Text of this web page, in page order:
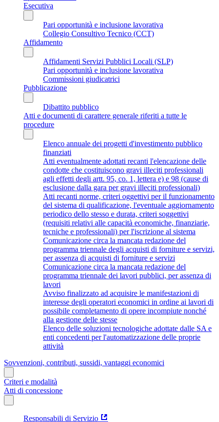
Esecutiva
Pari opportunità e inclusione lavorativa
Collegio Consultivo Tecnico (CCT)
Affidamento
Affidamenti Servizi Pubblici Locali (SLP)
Pari opportunità e inclusione lavorativa
Commissioni giudicatrici
Pubblicazione
Dibattito pubblico
Atti e documenti di carattere generale riferiti a tutte le
procedure
Elenco annuale dei progetti d'investimento pubblico
finanziati
Atti eventualmente adottati recanti l'elencazione delle
condotte che costituiscono gravi illeciti professionali
agli effetti degli artt. 95, co. 1, lettera e) e 98 (cause di
esclusione dalla gara per gravi illeciti professionali)
Atti recanti norme, criteri oggettivi per il funzionamento
del sistema di qualificazione, l'eventuale aggiornamento
periodico dello stesso e durata, criteri soggettivi
(requisiti relativi alle capacità economiche, finanziarie,
tecniche e professionali) per l'iscrizione al sistema
Comunicazione circa la mancata redazione del
programma triennale degli acquisti di forniture e servizi,
per assenza di acquisti di forniture e servizi
Comunicazione circa la mancata redazione del
programma triennale dei lavori pubblici, per assenza di
lavori
Avviso finalizzato ad acquisire le manifestazioni di
interesse degli operatori economici in ordine ai lavori di
possibile completamento di opere incompiute nonché
alla gestione delle stesse
Elenco delle soluzioni tecnologiche adottate dalle SA e
enti concedenti per l'automatizzazione delle proprie
attività
Sovvenzioni, contributi, sussidi, vantaggi economici
Criteri e modalità
Atti di concessione
Responsabili di Servizio